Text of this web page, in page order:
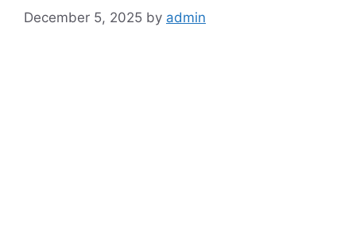
December 5, 2025 by admin